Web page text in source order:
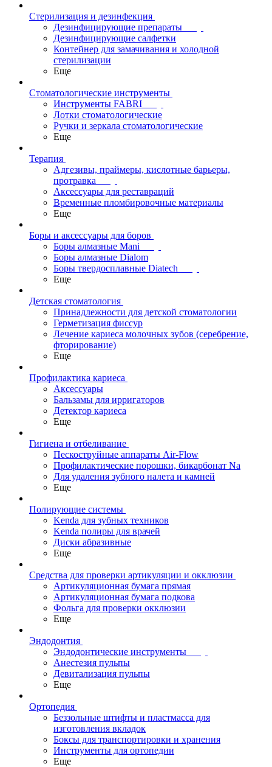
Стерилизация и дезинфекция
Дезинфицирующие препараты
Дезинфицирующие салфетки
Контейнер для замачивания и холодной
стерилизации
Еще
Стоматологические инструменты
Инструменты FABRI
Лотки стоматологические
Ручки и зеркала стоматологические
Еще
Терапия
Адгезивы, праймеры, кислотные барьеры,
протравка
Аксессуары для реставраций
Временные пломбировочные материалы
Еще
Боры и аксессуары для боров
Боры алмазные Mani
Боры алмазные Dialom
Боры твердосплавные Diatech
Еще
Детская стоматология
Принадлежности для детской стоматологии
Герметизация фиссур
Лечение кариеса молочных зубов (серебрение,
фторирование)
Еще
Профилактика кариеса
Аксессуары
Бальзамы для ирригаторов
Детектор кариеса
Еще
Гигиена и отбеливание
Пескоструйные аппараты Air-Flow
Профилактические порошки, бикарбонат Na
Для удаления зубного налета и камней
Еще
Полирующие системы
Kenda для зубных техников
Kenda полиры для врачей
Диски абразивные
Еще
Средства для проверки артикуляции и окклюзии
Артикуляционная бумага прямая
Артикуляционная бумага подкова
Фольга для проверки окклюзии
Еще
Эндодонтия
Эндодонтические инструменты
Анестезия пульпы
Девитализация пульпы
Еще
Ортопедия
Беззольные штифты и пластмасса для
изготовления вкладок
Боксы для транспортировки и хранения
Инструменты для ортопедии
Еще